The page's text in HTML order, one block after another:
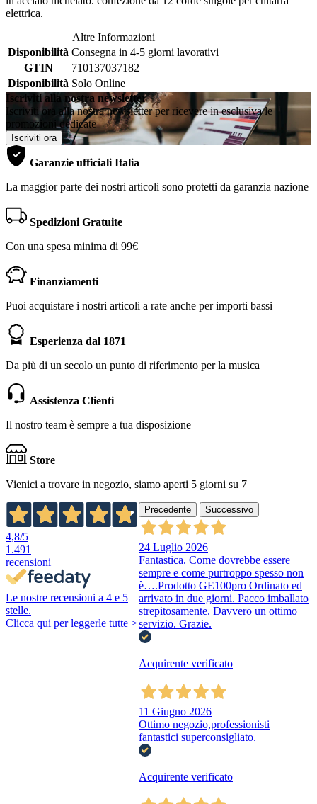
elettrica.
Altre Informazioni
Disponibilità Consegna in 4-5 giorni lavorativi
GTIN
710137037182
Disponibilità Solo Online
Iscriviti alla nostra newsletter
Iscriviti ora alla nostra newsletter per ricevere in esclusiva le
promozioni dedicate
Iscriviti ora
Garanzie ufficiali Italia
La maggior parte dei nostri articoli sono protetti da garanzia nazione
Spedizioni Gratuite
Con una spesa minima di 99€
Finanziamenti
Puoi acquistare i nostri articoli a rate anche per importi bassi
Esperienza dal 1871
Da più di un secolo un punto di riferimento per la musica
Assistenza Clienti
Il nostro team è sempre a tua disposizione
Store
Vienici a trovare in negozio, siamo aperti 5 giorni su 7
4,8/5
1.491
recensioni
Le nostre recensioni a 4 e 5
stelle.
Clicca qui per leggerle tutte >
Precedente Successivo
24 Luglio 2026
Fantastica. Come dovrebbe essere
sempre e come purtroppo spesso non
è….Prodotto GE100pro Ordinato ed
arrivato in due giorni. Pacco imballato
strepitosamente. Davvero un ottimo
servizio. Grazie.
Acquirente verificato
11 Giugno 2026
Ottimo negozio,professionisti
fantastici superconsigliato.
Acquirente verificato